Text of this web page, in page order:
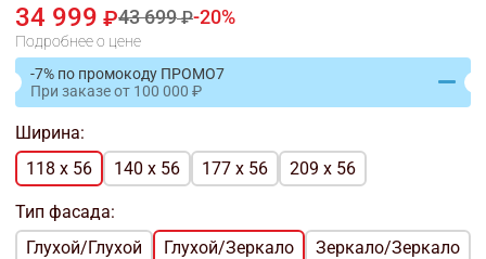
34 999 43 699 20
Подробнее о цене
-7% по промокоду ПРОМО7
При заказеот 100 000
Ширина:
118 x 56
140 x 56 177 x 56 209 x 56
Тип фасада:
Глухой/Глухой
Глухой/Зеркало
Зеркало/Зеркало